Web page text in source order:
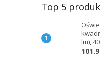
Top 5
lm),